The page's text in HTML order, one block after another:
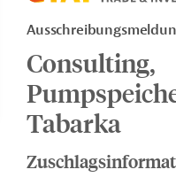
Consulting,
Tabarka